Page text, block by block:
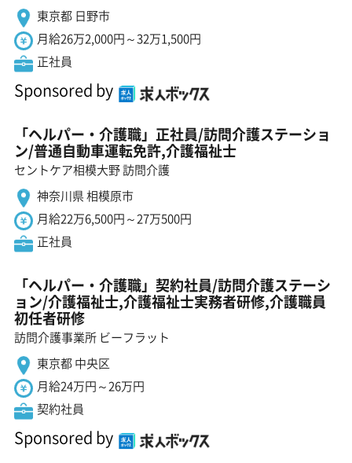
東京都 日野市
月給26万2,000円～32万1,500円
正社員
Sponsored by
「ヘルパー・介護職」正社員/訪問介護ステーショ
ン/普通自動車運転免許,介護福祉士
セントケア相模大野 訪問介護
神奈川県 相模原市
月給22万6,500円～27万500円
正社員
「ヘルパー・介護職」契約社員/訪問介護ステーシ
ョン/介護福祉士,介護福祉士実務者研修,介護職員
初任者研修
訪問介護事業所 ビーフラット
東京都 中央区
月給24万円～26万円
契約社員
Sponsored by